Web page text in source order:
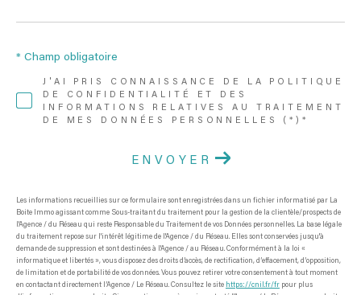
J'AI PRIS CONNAISSANCE DE LA POLITIQUE
DE CONFIDENTIALITÉ ET DES
INFORMATIONS RELATIVES AU TRAITEMENT
DE MES DONNÉES PERSONNELLES (*)*
* Champ obligatoire
ENVOYER
Les informations recueillies sur ce formulaire sont enregistrées dans un fichier informatisé par La
Boite Immo agissant comme Sous-traitant du traitement pour la gestion de la clientèle/prospects de
l'Agence / du Réseau qui reste Responsable du Traitement de vos Données personnelles. La base légale
du traitement repose sur l'intérêt légitime de l'Agence / du Réseau. Elles sont conservées jusqu'à
demande de suppression et sont destinées à l'Agence / au Réseau. Conformément à la loi «
informatique et libertés », vous disposez des droits d’accès, de rectification, d’effacement, d’opposition,
de limitation et de portabilité de vos données. Vous pouvez retirer votre consentement à tout moment
en contactant directement l’Agence / Le Réseau. Consultez le site https://cnil.fr/fr pour plus